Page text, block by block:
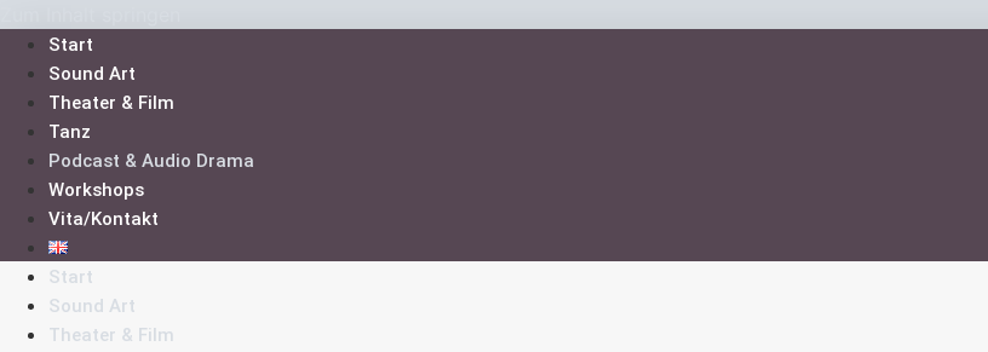
Start
Sound Art
Theater & Film
Tanz
Podcast & Audio Drama
Workshops
Vita/Kontakt
Start
Sound Art
Theater & Film